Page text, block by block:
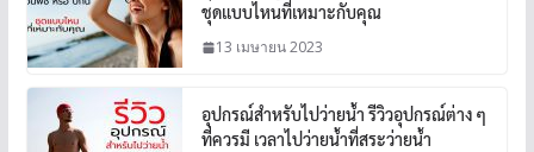
ชุดแบบไหนที่เหมาะกับคุณ
13 เมษายน 2023
อุปกรณ์สำหรับไปว่ายน้ำ รีวิวอุปกรณ์ต่าง ๆ
ที่ควรมี เวลาไปว่ายน้ำที่สระว่ายน้ำ